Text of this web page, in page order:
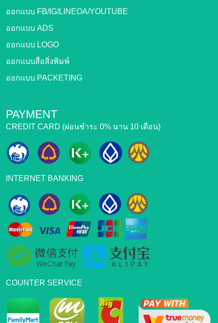
ออกแบบ FB/IG/LINEOA/YOUTUBE
ออกแบบ ADS
ออกแบบ LOGO
ออกแบบสื่อสิ่งพิมพ์
ออกแบบ PACKETING
PAYMENT
CREDIT CARD (ผ่อนชำระ 0% นาน 10 เดือน)
INTERNET BANKING
COUNTER SERVICE